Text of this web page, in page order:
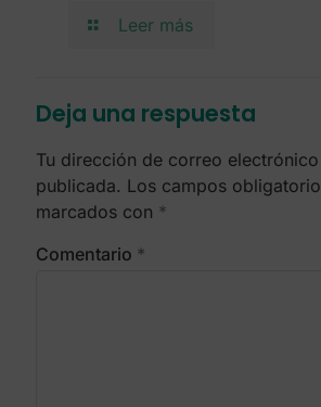
Leer más
Deja una respuesta
Tu dirección de correo
publicada. Los campos
marcados con *
Comentario *